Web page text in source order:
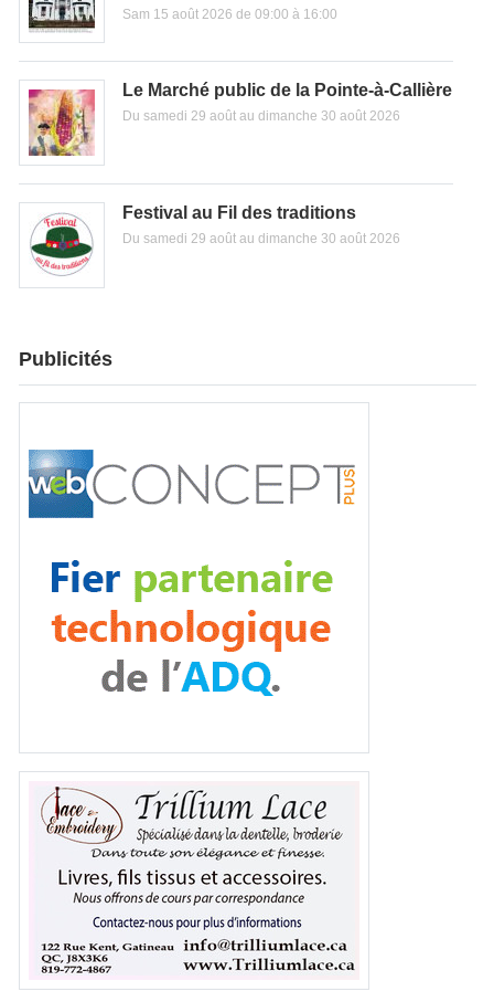
Sam 15 août 2026 de 09:00 à 16:00
Le Marché public de la Pointe-à-Callière
Du samedi 29 août au dimanche 30 août 2026
Festival au Fil des traditions
Du samedi 29 août au dimanche 30 août 2026
Publicités